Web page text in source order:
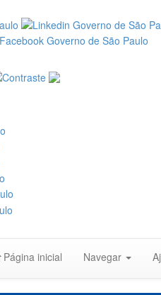
Página inicial Navegar